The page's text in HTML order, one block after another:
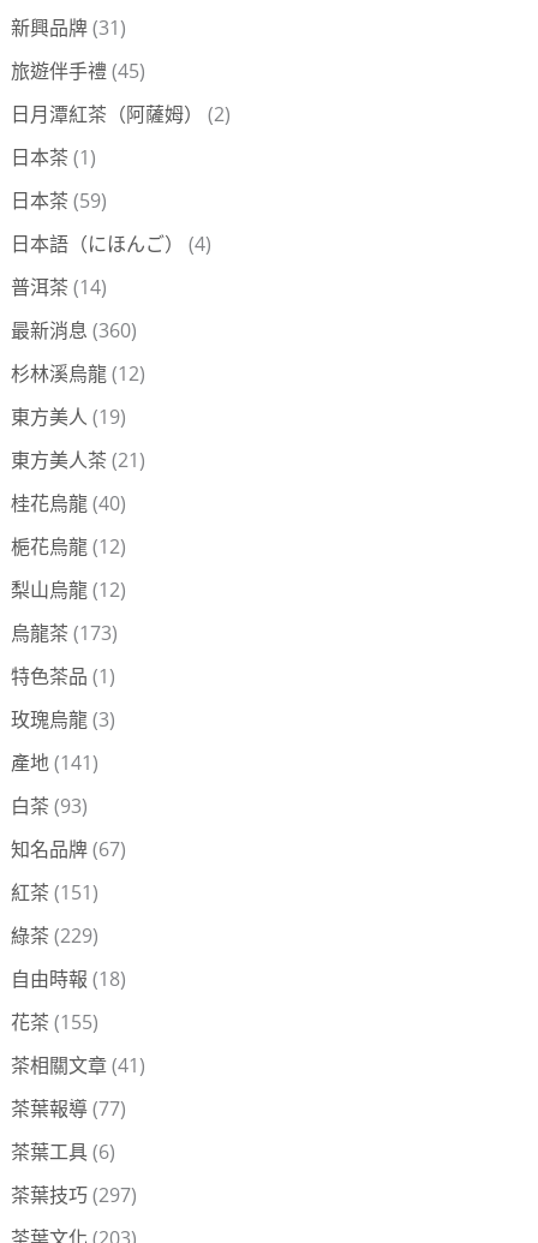
新興品牌(31)
旅遊伴手禮(45)
日月潭紅茶（阿薩姆）
(2)
日本茶 (1)
日本茶 (59)
日本語（にほんご）
(4)
普洱茶 (14)
最新消息 (360)
杉林溪烏龍(12)
東方美人 (19)
東方美人茶 (21)
桂花烏龍(40)
梔花烏龍(12)
梨山烏龍(12)
烏龍茶 (173)
特色茶品 (1)
玫瑰烏龍(3)
產地(141)
白茶 (93)
知名品牌(67)
紅茶 (151)
綠茶 (229)
自由時報 (18)
花茶 (155)
茶相關文章(41)
茶葉報導(77)
茶葉工具(6)
茶葉技巧(297)